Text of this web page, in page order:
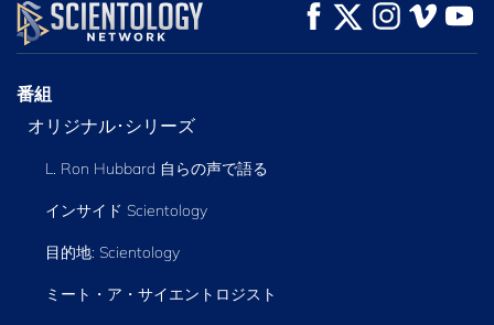
観る シリーズを探求
番組
オリジナル･シリーズ
L. Ron Hubbard 自らの声で語る
インサイド Scientology
目的地: Scientology
ミート・ア・サイエントロジスト